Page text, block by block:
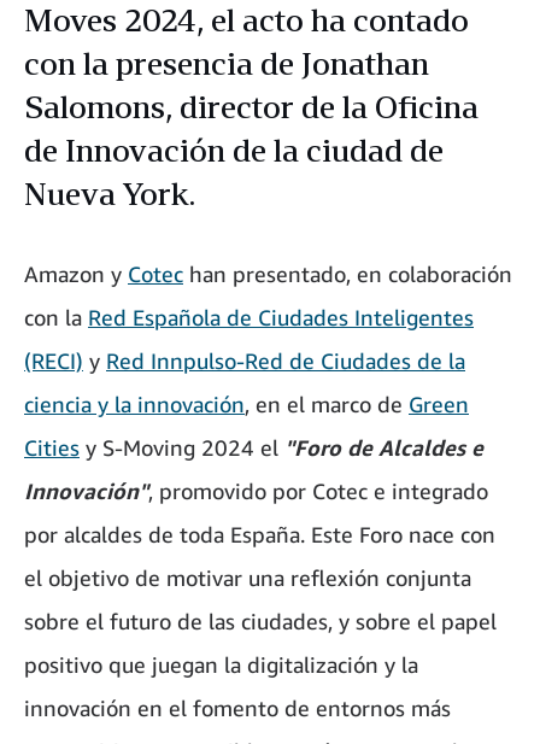
Moves 2024, el acto ha contado
con la presencia de Jonathan
Salomons, director de la Oficina
de Innovación de la ciudad de
Nueva York.
Amazon y Cotec han presentado, en colaboración
con la Red Española de Ciudades Inteligentes
(RECI) y Red Innpulso-Red de Ciudades de la
ciencia y la innovación, en el marco de Green
Cities y S-Moving 2024 el "Foro de Alcaldes e
Innovación", promovido por Cotec e integrado
por alcaldes de toda España. Este Foro nace con
el objetivo de motivar una reflexión conjunta
sobre el futuro de las ciudades, y sobre el papel
positivo que juegan la digitalización y la
innovación en el fomento de entornos más